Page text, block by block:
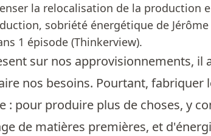
la relocalisation de la production
sobriété énergétique de
1 épisode (Thinkerview).
sur nos approvisionnements,
nos besoins. Pourtant, fabriquer
: pour produire plus de choses, y
de matières premières, et